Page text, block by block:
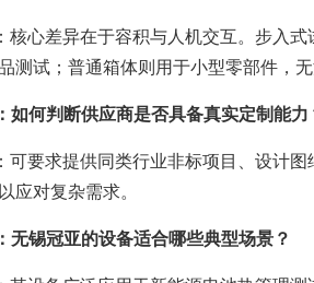
核心差异在于容积与人机交互。步入
测试；普通箱体则用于小型零部件，无
如何判断供应商是否具备真实定制能力
可要求提供同类行业非标项目、设计
应对复杂需求。
无锡冠亚的设备适合哪些典型场景？